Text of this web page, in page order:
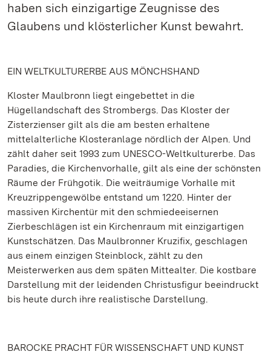
haben sich einzigartige Zeugnisse des
Glaubens und klösterlicher Kunst bewahrt.
EIN WELTKULTURERBE AUS MÖNCHSHAND
Kloster Maulbronn liegt eingebettet in die
Hügellandschaft des Strombergs. Das Kloster der
Zisterzienser gilt als die am besten erhaltene
mittelalterliche Klosteranlage nördlich der Alpen. Und
zählt daher seit 1993 zum UNESCO-Weltkulturerbe. Das
Paradies, die Kirchenvorhalle, gilt als eine der schönsten
Räume der Frühgotik. Die weiträumige Vorhalle mit
Kreuzrippengewölbe entstand um 1220. Hinter der
massiven Kirchentür mit den schmiedeeisernen
Zierbeschlägen ist ein Kirchenraum mit einzigartigen
Kunstschätzen. Das Maulbronner Kruzifix, geschlagen
aus einem einzigen Steinblock, zählt zu den
Meisterwerken aus dem späten Mittealter. Die kostbare
Darstellung mit der leidenden Christusfigur beeindruckt
bis heute durch ihre realistische Darstellung.
BAROCKE PRACHT FÜR WISSENSCHAFT UND KUNST